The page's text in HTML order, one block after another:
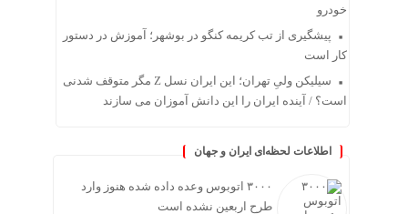
خودرو
پیشگیری از تب کریمه کنگو در بوشهر؛ آموزش در دستور
کار است
سیلیکن ولیِ تهران؛ این ایران نسل Z مگر متوقف شدنی
است؟ / آینده ایران را این دانش آموزان می سازند
اطلاعات لحظه‌ای ایران و جهان
۳۰۰۰ اتوبوس وعده داده شده هنوز وارد
طرح اربعین نشده است